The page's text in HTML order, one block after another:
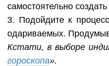
самостоятельно
3. Подойдите к
одариваемых.
Кстати, в выборе
гороскопа».